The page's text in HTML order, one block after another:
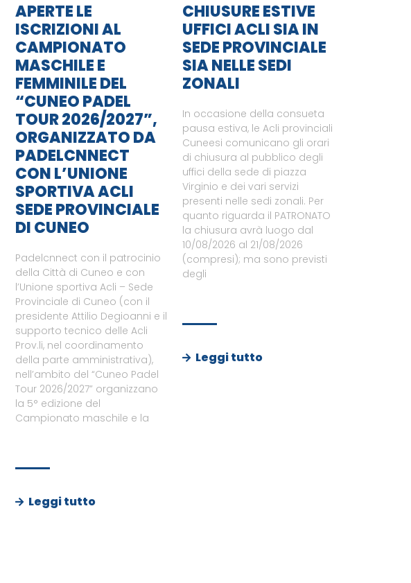
APERTE LE
ISCRIZIONI AL
CAMPIONATO
MASCHILE E
FEMMINILE DEL
“CUNEO PADEL
TOUR 2026/2027”,
ORGANIZZATO DA
PADELCNNECT
CON L’UNIONE
SPORTIVA ACLI
SEDE PROVINCIALE
DI CUNEO
Padelcnnect con il patrocinio
della Città di Cuneo e con
l’Unione sportiva Acli – Sede
Provinciale di Cuneo (con il
presidente Attilio Degioanni e il
supporto tecnico delle Acli
Prov.li, nel coordinamento
della parte amministrativa),
nell’ambito del “Cuneo Padel
Tour 2026/2027” organizzano
la 5° edizione del
Campionato maschile e la
Leggi tutto
CHIUSURE ESTIVE
UFFICI ACLI SIA IN
SEDE PROVINCIALE
SIA NELLE SEDI
ZONALI
In occasione della consueta
pausa estiva, le Acli provinciali
Cuneesi comunicano gli orari
di chiusura al pubblico degli
uffici della sede di piazza
Virginio e dei vari servizi
presenti nelle sedi zonali. Per
quanto riguarda il PATRONATO
la chiusura avrà luogo dal
10/08/2026 al 21/08/2026
(compresi); ma sono previsti
degli
Leggi tutto